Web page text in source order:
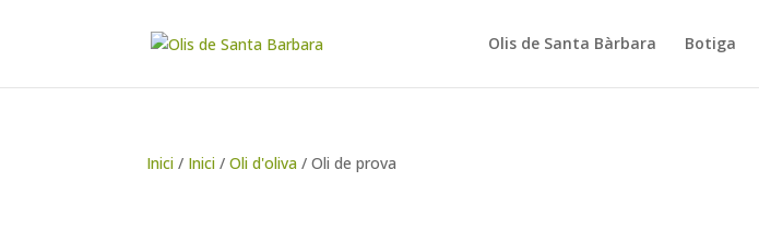
Olis de Santa Bàrbara Botiga
Inici / Inici /Oli d'oliva / Oli de prova